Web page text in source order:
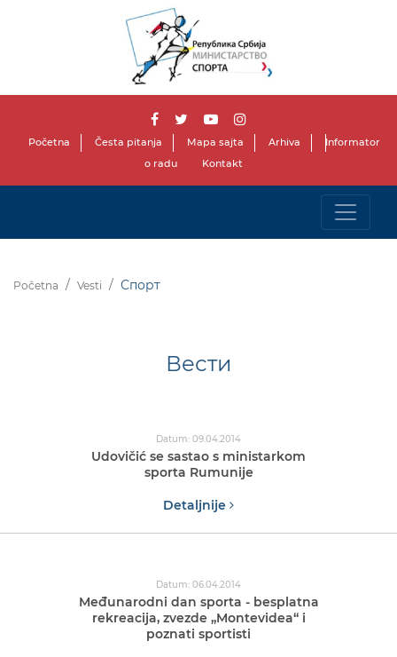
Početna Česta pitanja Mapa sajta Arhiva
Informator
o radu
Kontakt
Početna Vesti Спорт
Вести
Datum: 09.04.2014
Udovičić se sastao s ministarkom
sporta Rumunije
Detaljnije
Datum: 06.04.2014
Međunarodni dan sporta - besplatna
rekreacija, zvezde „Montevidea“ i
poznati sportisti